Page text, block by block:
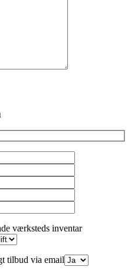
værksteds inventar
tilbud via email